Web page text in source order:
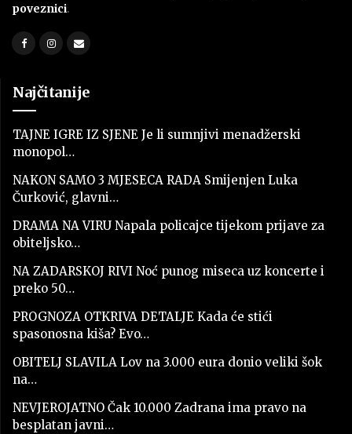
poveznici.
Najčitanije
TAJNE IGRE IZ SJENE Je li sumnjivi menadžerski
monopol…
NAKON SAMO 3 MJESECA RADA Smijenjen Luka
Čurković, glavni…
DRAMA NA VIRU Napala policajce tijekom prijave za
obiteljsko…
NA ZADARSKOJ RIVI Noć punog miseca uz koncerte i
preko 50…
PROGNOZA OTKRIVA DETALJE Kada će stići
spasonosna kiša? Evo…
OBITELJ SLAVILA Lov na 3.000 eura donio veliki šok
na…
NEVJEROJATNO Čak 10.000 Zadrana ima pravo na
besplatan javni…